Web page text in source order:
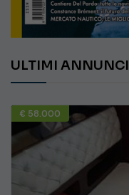
ULTIMI ANNUNCI
€ 58.000